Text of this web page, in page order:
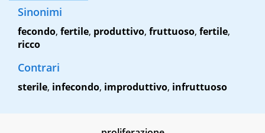
Sinonimi
fecondo, fertile, produttivo, fruttuoso, fertile,
ricco
Contrari
sterile, infecondo, improduttivo, infruttuoso